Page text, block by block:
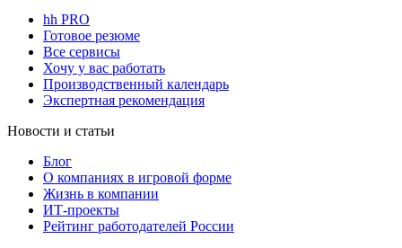
hh PRO
Готовое резюме
Все сервисы
Хочу у вас работать
Производственный календарь
Экспертная рекомендация
Новости и статьи
Блог
О компаниях в игровой форме
Жизнь в компании
ИТ-проекты
Рейтинг работодателей России